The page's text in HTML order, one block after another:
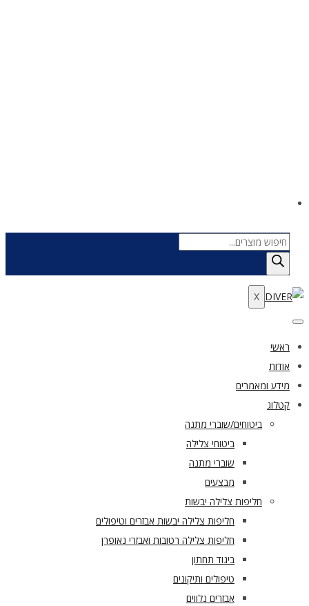
Products
search
X
ראשי
אודות
מידע ומאמרים
קטלוג
ביטוחים/שוברי מתנה
ביטוחי צלילה
שוברי מתנה
מבצעים
חליפות צלילה יבשות
חליפות צלילה יבשות אבזרים וטיפולים
חליפות צלילה רטובות ואבזרי נאופרן
ביגוד תחתון
טיפולים ותיקונים
אבזרים נלווים